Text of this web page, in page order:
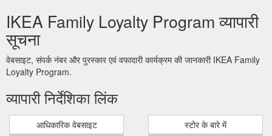
IKEA Family Loyalty Program व्यापारी
सूचना
वेबसाइट, संपर्क नंबर और पुरस्कार एवं वफादारी कार्यक्रम की जानकारी IKEA Family
Loyalty Program.
व्यापारी निर्देशिका लिंक
आधिकारिक वेबसाइट स्टोर के बारे में